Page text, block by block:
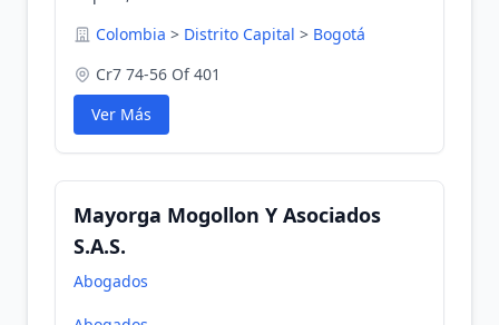
Colombia > Distrito Capital > Bogotá
Cr7 74-56 Of 401
Ver Más
Mayorga Mogollon Y Asociados
S.A.S.
Abogados